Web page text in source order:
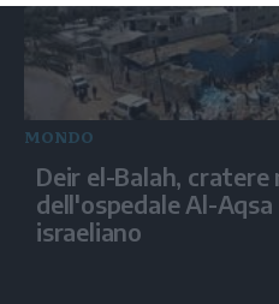
MONDO
Deir el-Balah, cratere
dell'ospedale Al-
israeliano